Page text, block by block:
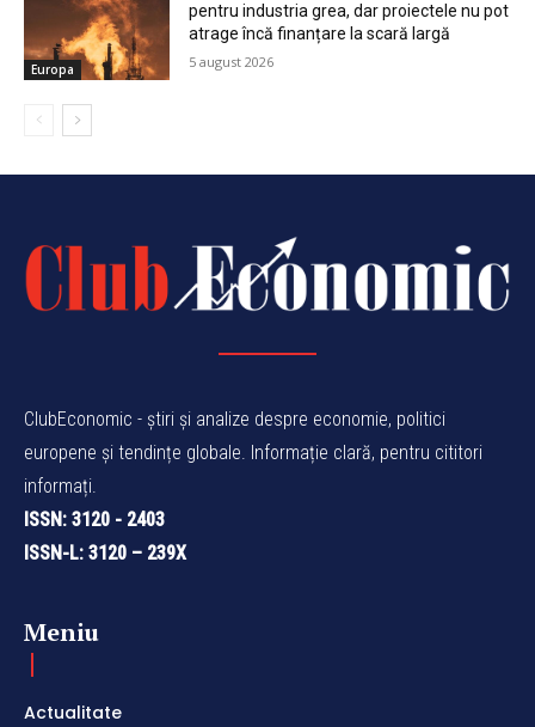
Europa
pentru industria grea, dar proiectele nu pot
atrage încă finanțare la scară largă
5 august 2026
ClubEconomic - știri și analize despre economie, politici
europene și tendințe globale. Informație clară, pentru cititori
informați.
ISSN: 3120 - 2403
ISSN-L: 3120 – 239X
Meniu
Actualitate